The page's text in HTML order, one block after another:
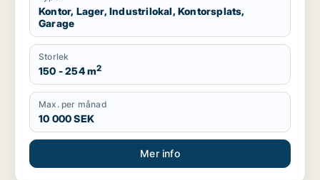
Kontor, Lager, Industrilokal, Kontorsplats,
Garage
Storlek
150 - 254 m2
Max. per månad
10 000 SEK
Mer info